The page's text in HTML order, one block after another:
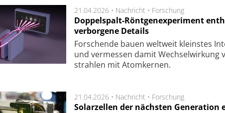
21.04.2026 • Nachricht • Forschung
Doppelspalt-Röntgenexperiment
verborgene Details
For­schen­de bau­en welt­weit kleins­tes
und ver­mes­sen da­mit Wech­sel­wir­kung
strah­len mit Atom­ker­nen.
21.04.2026 • Nachricht • Forschung
Solarzellen der nächsten Generation